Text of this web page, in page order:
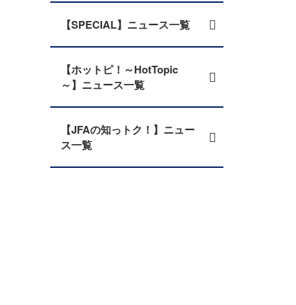
【SPECIAL】ニュース一覧
【ホットピ！～HotTopic
～】ニュース一覧
【JFAの知っトク！】ニュー
ス一覧